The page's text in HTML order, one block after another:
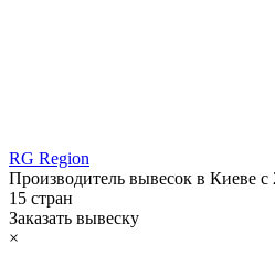
RG Region
Производитель вывесок в Киеве
15 стран
Заказать вывеску
×